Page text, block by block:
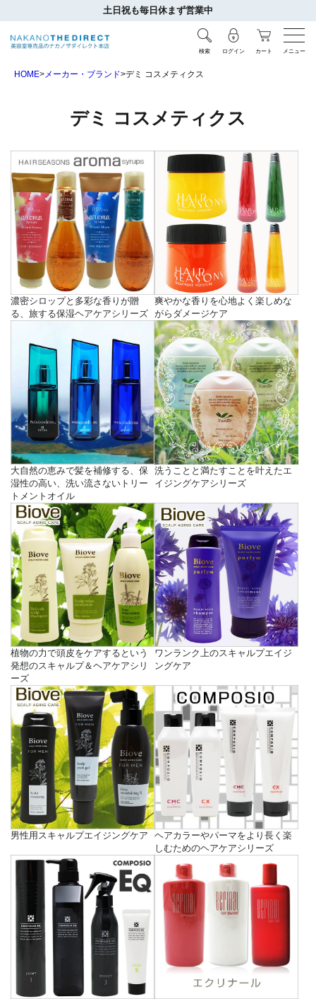
土日祝も毎日休まず営業中
検索 ログイン カート メニュー
HOME メーカー・ブランド デミ コスメティクス
デミ コスメティクス
濃密シロップと多彩な香りが贈
る、旅する保湿ヘアケアシリーズ
爽やかな香りを心地よく楽しめな
がらダメージケア
大自然の恵みで髪を補修する、保
湿性の高い、洗い流さないトリー
トメントオイル
洗うことと満たすことを叶えたエ
イジングケアシリーズ
植物の力で頭皮をケアするという
発想のスキャルプ＆ヘアケアシリ
ーズ
ワンランク上のスキャルプエイジ
ングケア
男性用スキャルプエイジングケア
ヘアカラーやパーマをより長く楽
しむためのヘアケアシリーズ